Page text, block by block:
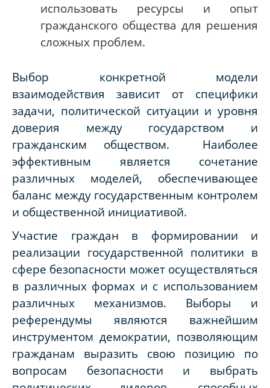
использовать ресурсы и опыт
гражданского общества для решения
сложных проблем.
Выбор конкретной модели
взаимодействия зависит от специфики
задачи, политической ситуации и уровня
доверия между государством и
гражданским обществом. Наиболее
эффективным является сочетание
различных моделей, обеспечивающее
баланс между государственным контролем
и общественной инициативой.
Участие граждан в формировании и
реализации государственной политики в
сфере безопасности может осуществляться
в различных формах и с использованием
различных механизмов. Выборы и
референдумы являются важнейшим
инструментом демократии, позволяющим
гражданам выразить свою позицию по
вопросам безопасности и выбрать